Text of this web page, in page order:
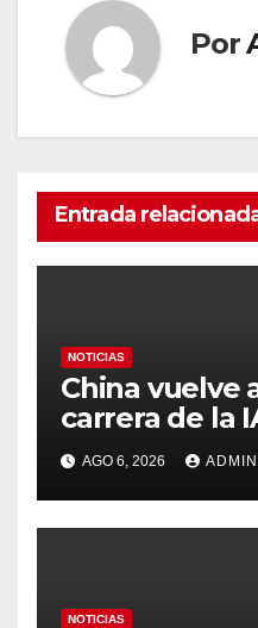
Por
Entrada
NOTICIAS
China vuelve
carrera de la
modelo capaz
durante días
humana
AGO 6, 2026
NOTICIAS